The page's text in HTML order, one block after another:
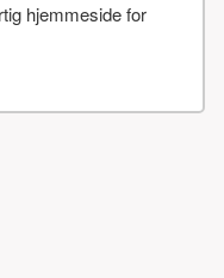
hjemmeside for